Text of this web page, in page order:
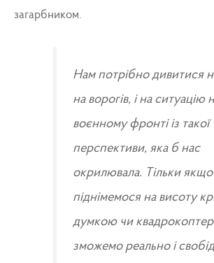
загарбником.
Нам потрібно дивитися
на ворогів, і на ситуацію
воєнному фронті із такої
перспективи, яка б нас
окрилювала. Тільки
піднімемося на висоту
думкою чи
зможемо реально і